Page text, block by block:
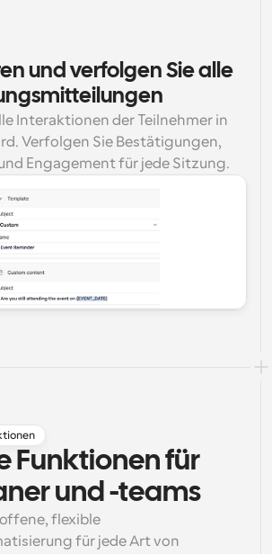
und verfolgen Sie alle
Interaktionen der Teilnehmer in
Verfolgen Sie Bestätigungen,
Engagement für jede Sitzung.
Funktionen für
und -teams
flexible
für jede Art von